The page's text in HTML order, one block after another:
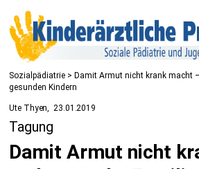
Sozialpädiatrie > Damit Armut nicht krank macht
gesunden Kindern
Ute Thyen 23.01.2019
Tagung
Damit Armut nicht